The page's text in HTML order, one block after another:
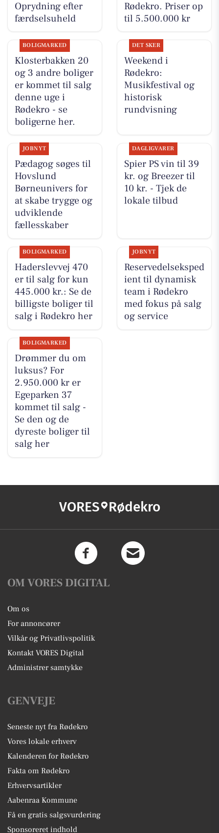
Oprydning efter
færdselsuheld
Rødekro. Priser op
til 5.500.000 kr
BOLIGMARKED
Klosterbakken 20
og 3 andre boliger
er kommet til salg
denne uge i
Rødekro - se
boligerne her.
DET SKER
Weekend i
Rødekro:
Musikfestival og
historisk
rundvisning
JOBNYT
Pædagog søges til
Hovslund
Børneunivers for
at skabe trygge og
udviklende
fællesskaber
DAGLIGVARER
Spier PS vin til 39
kr. og Breezer til
10 kr. - Tjek de
lokale tilbud
BOLIGMARKED
Haderslevvej 470
er til salg for kun
445.000 kr.: Se de
billigste boliger til
salg i Rødekro her
JOBNYT
Reservedelseksped
ient til dynamisk
team i Rødekro
med fokus på salg
og service
BOLIGMARKED
Drømmer du om
luksus? For
2.950.000 kr er
Egeparken 37
kommet til salg -
Se den og de
dyreste boliger til
salg her
VORES Rødekro
OM VORES DIGITAL
Om os
For annoncører
Vilkår og Privatlivspolitik
Kontakt VORES Digital
Administrer samtykke
GENVEJE
Seneste nyt fra Rødekro
Vores lokale erhverv
Kalenderen for Rødekro
Fakta om Rødekro
Erhvervsartikler
Aabenraa Kommune
Få en gratis salgsvurdering
Sponsoreret indhold